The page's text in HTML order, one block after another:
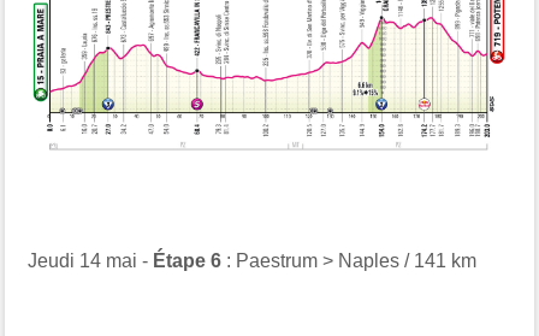
Jeudi 14 mai - Étape 6 : Paestrum > Naples / 141 km